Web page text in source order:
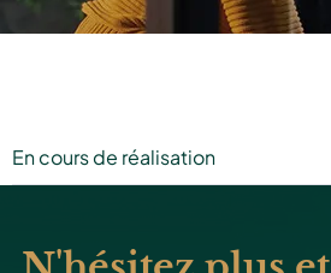
En cours de réalisation